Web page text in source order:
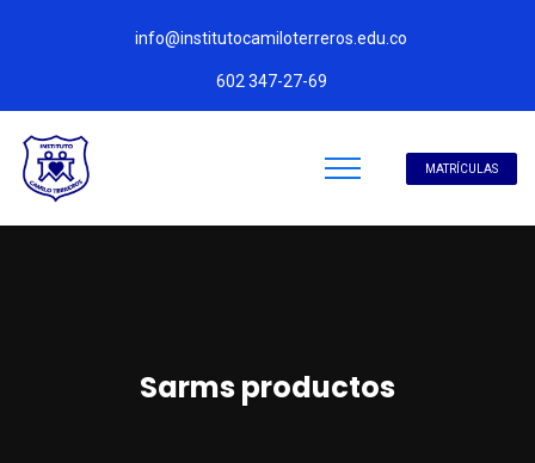
info@institutocamiloterreros.edu.co
602 347-27-69
MATRÍCULAS
Sarms productos